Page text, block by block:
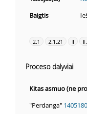
Baigtis
2.1 2.1.21 II
Proceso dalyviai
Kitas asmuo (ne
"Perdanga"